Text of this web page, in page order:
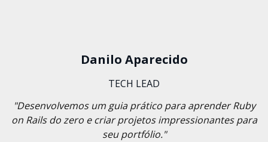
Danilo Aparecido
TECH LEAD
"Desenvolvemos um guia prático para aprender Ruby
on Rails do zero e criar projetos impressionantes para
seu portfólio."